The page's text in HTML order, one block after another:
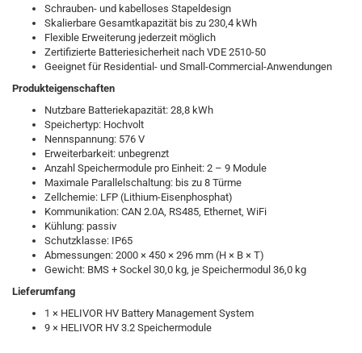
Schrauben- und kabelloses Stapeldesign
Skalierbare Gesamtkapazität bis zu 230,4 kWh
Flexible Erweiterung jederzeit möglich
Zertifizierte Batteriesicherheit nach VDE 2510-50
Geeignet für Residential- und Small-Commercial-Anwendungen
Produkteigenschaften
Nutzbare Batteriekapazität: 28,8 kWh
Speichertyp: Hochvolt
Nennspannung: 576 V
Erweiterbarkeit: unbegrenzt
Anzahl Speichermodule pro Einheit: 2 – 9 Module
Maximale Parallelschaltung: bis zu 8 Türme
Zellchemie: LFP (Lithium-Eisenphosphat)
Kommunikation: CAN 2.0A, RS485, Ethernet, WiFi
Kühlung: passiv
Schutzklasse: IP65
Abmessungen: 2000 × 450 × 296 mm (H × B × T)
Gewicht: BMS + Sockel 30,0 kg, je Speichermodul 36,0 kg
Lieferumfang
1 × HELIVOR HV Battery Management System
9 × HELIVOR HV 3.2 Speichermodule